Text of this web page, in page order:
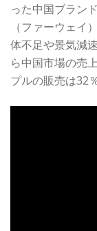
った中国ブラン
（ファーウェイ
体不足や景気減
ら中国市場の売
プルの販売は32